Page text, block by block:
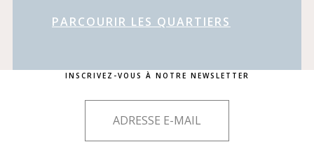
PARCOURIR LES QUARTIERS
INSCRIVEZ-VOUS À NOTRE NEWSLETTER